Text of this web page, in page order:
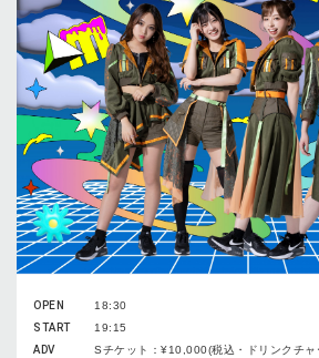
OPEN
18:30
START
19:15
ADV
Sチケット：¥10,000(税込・ドリンクチャ